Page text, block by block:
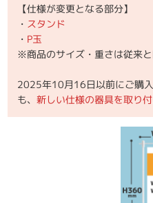
【仕様が変更となる部分】
・ スタンド
・ P玉
※商品のサイズ・重さは従来
2025年10月16日以前にご購
も、 新しい仕様の器具を取り